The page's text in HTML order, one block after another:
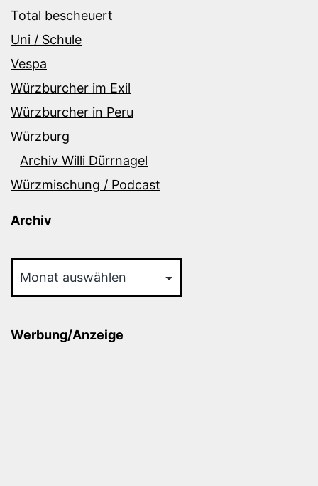
Total bescheuert
Uni / Schule
Vespa
Würzburcher im Exil
Würzburcher in Peru
Würzburg
Archiv Willi Dürrnagel
Würzmischung / Podcast
Archiv
Werbung/Anzeige